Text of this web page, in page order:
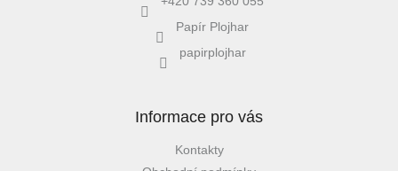
Papír Plojhar
papirplojhar
Informace pro vás
Kontakty